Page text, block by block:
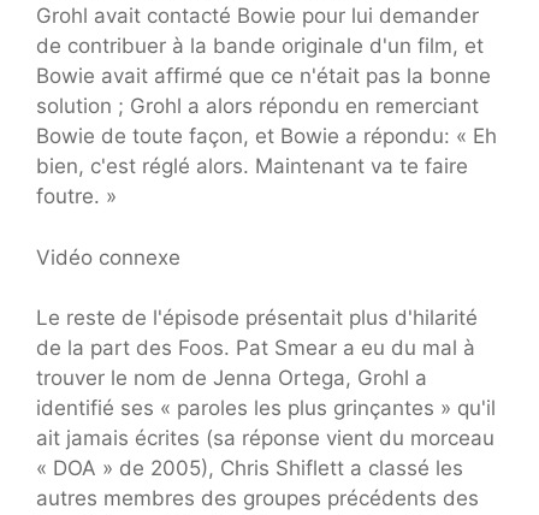
Grohl avait contacté Bowie pour lui demander
de contribuer à la bande originale d'un film, et
Bowie avait affirmé que ce n'était pas la bonne
solution ; Grohl a alors répondu en remerciant
Bowie de toute façon, et Bowie a répondu: « Eh
bien, c'est réglé alors. Maintenant va te faire
foutre. »
Vidéo connexe
Le reste de l'épisode présentait plus d'hilarité
de la part des Foos. Pat Smear a eu du mal à
trouver le nom de Jenna Ortega, Grohl a
identifié ses « paroles les plus grinçantes » qu'il
ait jamais écrites (sa réponse vient du morceau
« DOA » de 2005), Chris Shiflett a classé les
autres membres des groupes précédents des